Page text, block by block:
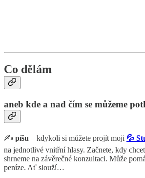
Co dělám
aneb kde a nad čím se můžeme
✍️ píšu – kdykoli si můžete projít moji 💦
na jednotlivé vnitřní hlasy. Začnete, kdy
shrneme na závěrečné konzultaci. Může
peníze. Ať slouží…